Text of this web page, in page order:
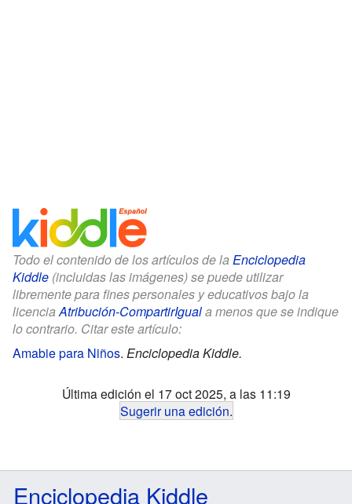
Todo el contenido de los artículos de la Enciclopedia
Kiddle (incluidas las imágenes) se puede utilizar
libremente para fines personales y educativos bajo la
licenciaAtribución-CompartirIguala menos que se indique
lo contrario. Citar este artículo:
Amabie para Niños. Enciclopedia Kiddle.
Última edición el 17 oct 2025, a las 11:19
Sugerir una edición.
Enciclopedia Kiddle